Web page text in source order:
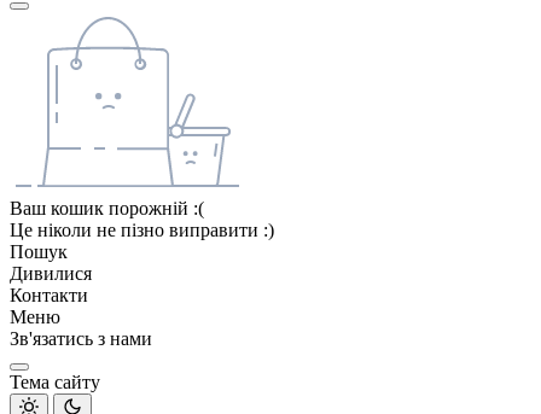
Ваш кошик порожній :(
Це ніколи не пізно виправити :)
Пошук
Дивилися
Контакти
Меню
Зв'язатись з нами
Тема сайту